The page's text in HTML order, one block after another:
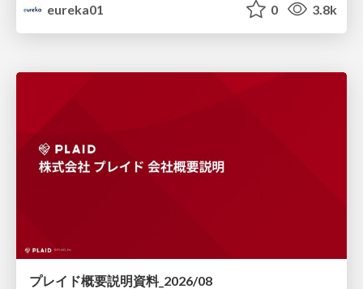
eureka01
0 3.8k
プレイド概要説明資料_2026/08